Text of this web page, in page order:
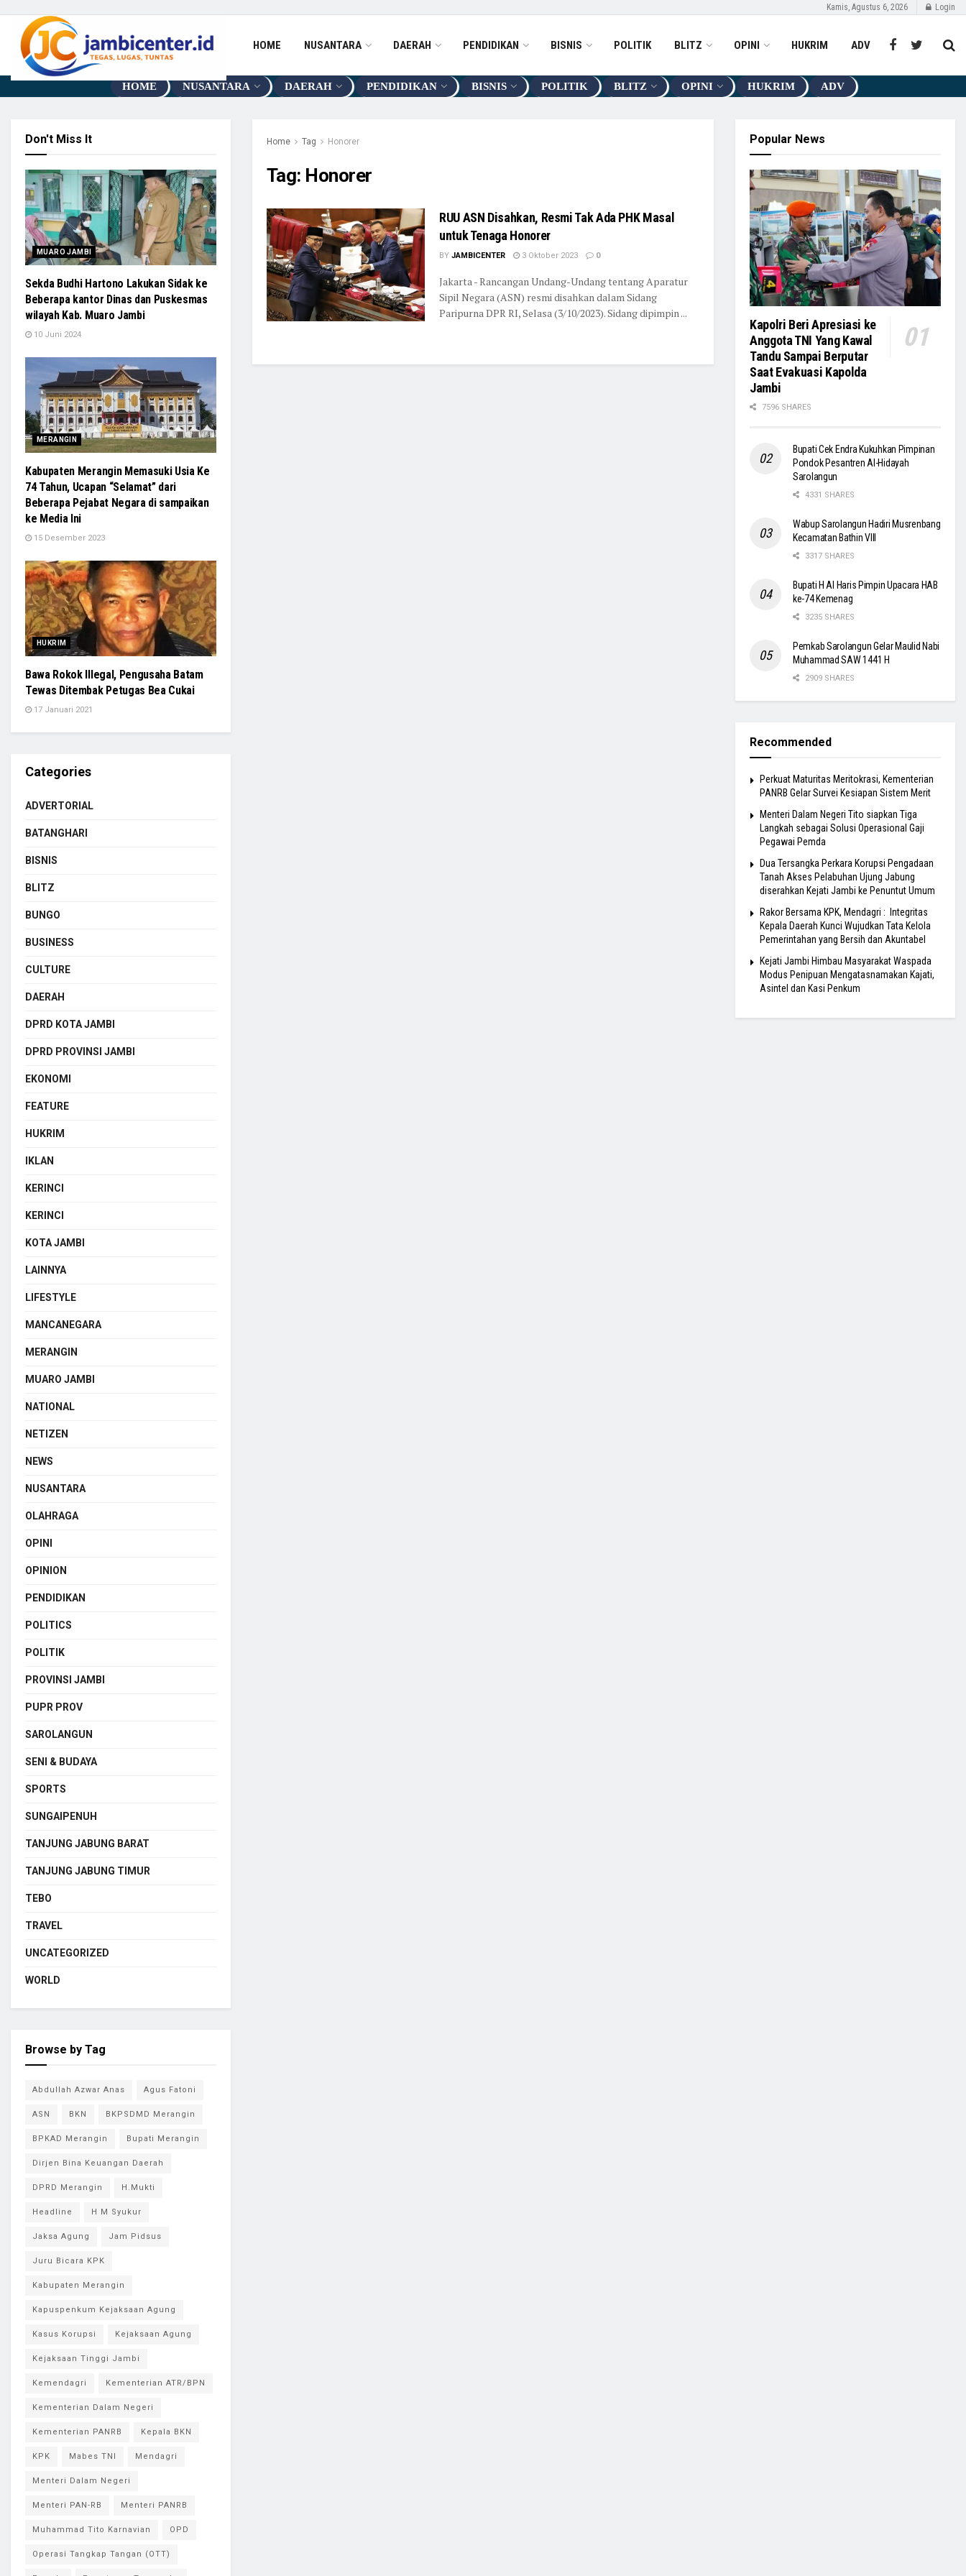
Kamis, Agustus 6, 2026 Login
HOME NUSANTARA DAERAH PENDIDIKAN BISNIS POLITIK BLITZ OPINI HUKRIM ADV
HOME NUSANTARA DAERAH PENDIDIKAN BISNIS POLITIK BLITZ OPINI HUKRIM ADV
Home Tag Honorer
Tag: Honorer
RUU ASN Disahkan, Resmi Tak Ada PHK Masal
untuk Tenaga Honorer
BY JAMBICENTER 3 Oktober 2023 0
Jakarta - Rancangan Undang-Undang tentang Aparatur
Sipil Negara (ASN) resmi disahkan dalam Sidang
Paripurna DPR RI, Selasa (3/10/2023). Sidang dipimpin ...
Don't Miss It
MUARO JAMBI
Sekda Budhi Hartono Lakukan Sidak ke
Beberapa kantor Dinas dan Puskesmas
wilayah Kab. Muaro Jambi
10 Juni 2024
MERANGIN
Kabupaten Merangin Memasuki Usia Ke
74 Tahun, Ucapan “Selamat” dari
Beberapa Pejabat Negara di sampaikan
ke Media Ini
15 Desember 2023
HUKRIM
Bawa Rokok Illegal, Pengusaha Batam
Tewas Ditembak Petugas Bea Cukai
17 Januari 2021
Categories
ADVERTORIAL
BATANGHARI
BISNIS
BLITZ
BUNGO
BUSINESS
CULTURE
DAERAH
DPRD KOTA JAMBI
DPRD PROVINSI JAMBI
EKONOMI
FEATURE
HUKRIM
IKLAN
KERINCI
KERINCI
KOTA JAMBI
LAINNYA
LIFESTYLE
MANCANEGARA
MERANGIN
MUARO JAMBI
NATIONAL
NETIZEN
NEWS
NUSANTARA
OLAHRAGA
OPINI
OPINION
PENDIDIKAN
POLITICS
POLITIK
PROVINSI JAMBI
PUPR PROV
SAROLANGUN
SENI & BUDAYA
SPORTS
SUNGAIPENUH
TANJUNG JABUNG BARAT
TANJUNG JABUNG TIMUR
TEBO
TRAVEL
UNCATEGORIZED
WORLD
Browse by Tag
Abdullah Azwar Anas Agus Fatoni
ASN BKN BKPSDMD Merangin
BPKAD Merangin Bupati Merangin
Dirjen Bina Keuangan Daerah
DPRD Merangin H.Mukti
Headline H M Syukur
Jaksa Agung Jam Pidsus
Juru Bicara KPK
Kabupaten Merangin
Kapuspenkum Kejaksaan Agung
Kasus Korupsi Kejaksaan Agung
Kejaksaan Tinggi Jambi
Kemendagri Kementerian ATR/BPN
Kementerian Dalam Negeri
Kementerian PANRB Kepala BKN
KPK Mabes TNI Mendagri
Menteri Dalam Negeri
Menteri PAN-RB Menteri PANRB
Muhammad Tito Karnavian OPD
Operasi Tangkap Tangan (OTT)
Popular News
Kapolri Beri Apresiasi ke
Anggota TNI Yang Kawal
Tandu Sampai Berputar
Saat Evakuasi Kapolda
Jambi
7596 SHARES
Bupati Cek Endra Kukuhkan Pimpinan
Pondok Pesantren Al-Hidayah
Sarolangun
4331 SHARES
Wabup Sarolangun Hadiri Musrenbang
Kecamatan Bathin VIII
3317 SHARES
Bupati H Al Haris Pimpin Upacara HAB
ke-74 Kemenag
3235 SHARES
Pemkab Sarolangun Gelar Maulid Nabi
Muhammad SAW 1441 H
2909 SHARES
Recommended
Perkuat Maturitas Meritokrasi, Kementerian
PANRB Gelar Survei Kesiapan Sistem Merit
Menteri Dalam Negeri Tito siapkan Tiga
Langkah sebagai Solusi Operasional Gaji
Pegawai Pemda
Dua Tersangka Perkara Korupsi Pengadaan
Tanah Akses Pelabuhan Ujung Jabung
diserahkan Kejati Jambi ke Penuntut Umum
Rakor Bersama KPK, Mendagri : Integritas
Kepala Daerah Kunci Wujudkan Tata Kelola
Pemerintahan yang Bersih dan Akuntabel
Kejati Jambi Himbau Masyarakat Waspada
Modus Penipuan Mengatasnamakan Kajati,
Asintel dan Kasi Penkum